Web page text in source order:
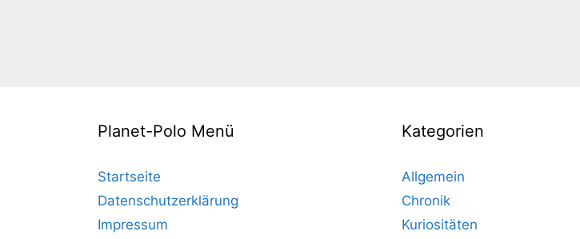
Planet-Polo Menü
Startseite
Datenschutzerklärung
Impressum
Kategorien
Allgemein
Chronik
Kuriositäten